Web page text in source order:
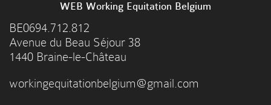
WEB Working Equitation Belgium
BE0694.712.812
Avenue du Beau Séjour 38
1440 Braine-le-Château
workingequitationbelgium@gmail.com